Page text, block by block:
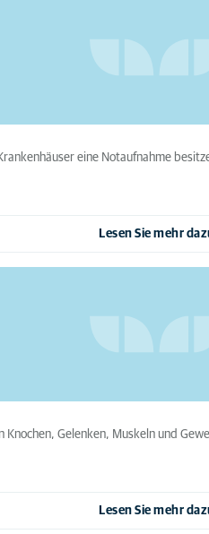
eine Notaufnahme
Lesen Sie mehr
Gelenken, Muskeln und
Lesen Sie mehr